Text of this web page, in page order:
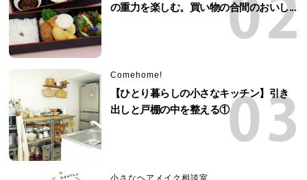
の重力を楽しむ。買い物の合間のおいし...
Comehome!
【ひとり暮らしの小さなキッチン】引き
出しと戸棚の中を整える①
小さなヘアメイク相談室